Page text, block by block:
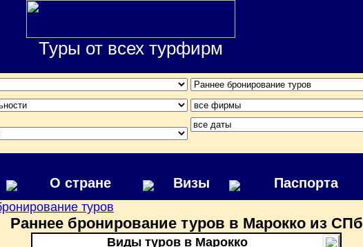
Туры от всех турфирм
О стране Визы Паспорта
туров
Раннее бронирование туров в Марокко из СПб
Виды туров в Марокко